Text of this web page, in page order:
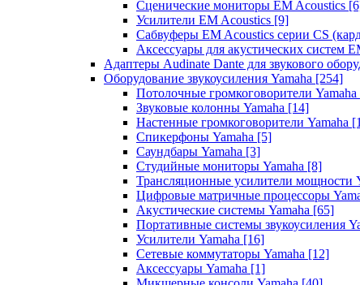
Сценические мониторы EM Acoustics
Усилители EM Acoustics [9]
Сабвуферы EM Acoustics серии CS
Аксессуары для акустических систем
Адаптеры Audinate Dante для звукового
Оборудование звукоусиления Yamaha [254]
Потолочные громкоговорители Yamaha
Звуковые колонны Yamaha [14]
Настенные громкоговорители Yamaha
Спикерфоны Yamaha [5]
Саундбары Yamaha [3]
Студийные мониторы Yamaha [8]
Трансляционные усилители мощности
Цифровые матричные процессоры
Акустические системы Yamaha [65]
Портативные системы звукоусиления
Усилители Yamaha [16]
Сетевые коммутаторы Yamaha [12]
Аксессуары Yamaha [1]